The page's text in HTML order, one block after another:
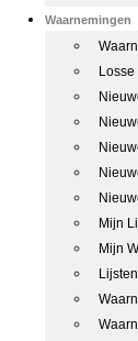
Waarnemingen
Mijn
Mijn